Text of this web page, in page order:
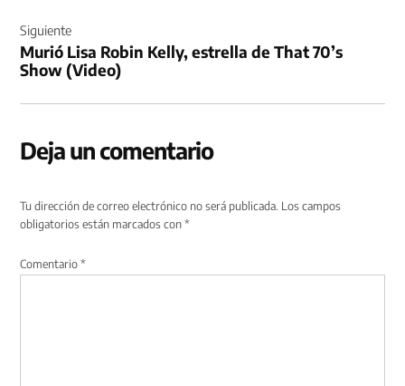
Siguiente
Murió Lisa Robin Kelly, estrella de That 70’s
Show (Video)
Deja un comentario
Tu dirección de correo electrónico no será publicada. Los campos
obligatorios están marcados con*
Comentario*